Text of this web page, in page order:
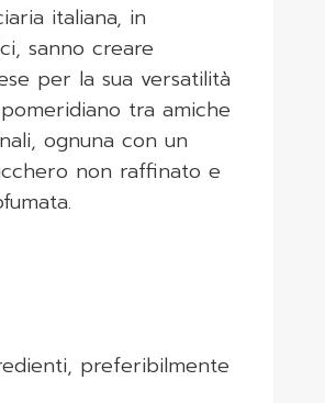
italiana, in
sanno creare
per la sua versatilità
tra amiche
ognuna con un
non raffinato e
preferibilmente